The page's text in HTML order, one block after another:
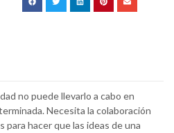
no puede llevarlo a cabo en
Necesita la colaboración
hacer que las ideas de una